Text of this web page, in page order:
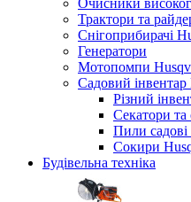
Очисники
Трактори та
Снігоприбирачі
Генератори
Мотопомпи
Садовий інвентар
Різний
Секатори та
Пили садові
Сокири
Будівельна техніка